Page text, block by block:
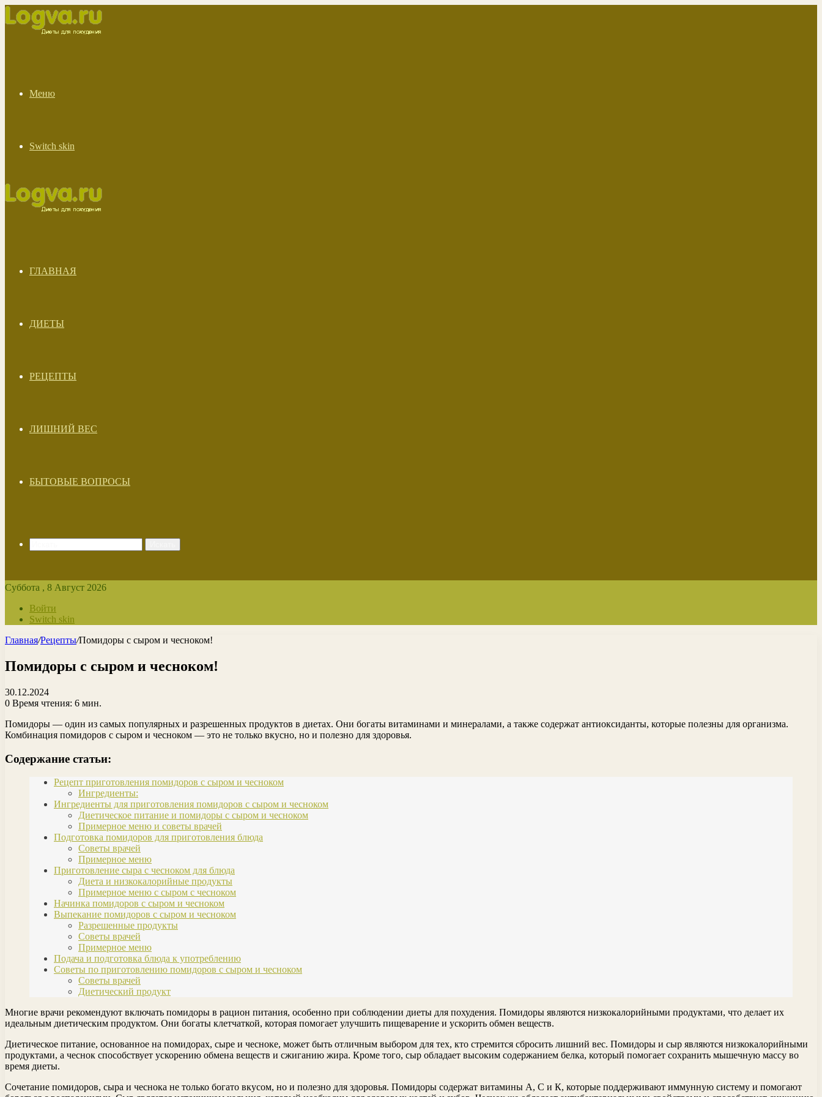
Меню
Switch skin
ГЛАВНАЯ
ДИЕТЫ
РЕЦЕПТЫ
ЛИШНИЙ ВЕС
БЫТОВЫЕ ВОПРОСЫ
Суббота , 8 Август 2026
Войти
Switch skin
Главная/Рецепты/Помидоры с сыром и чесноком!
Помидоры с сыром и чесноком!
30.12.2024
0 Время чтения: 6 мин.
Помидоры — один из самых популярных и разрешенных продуктов в диетах. Они богаты витаминами и минералами, а также содержат антиоксиданты, которые полезны для организма.
Комбинация помидоров с сыром и чесноком — это не только вкусно, но и полезно для здоровья.
Содержание статьи:
Рецепт приготовления помидоров с сыром и чесноком
Ингредиенты:
Ингредиенты для приготовления помидоров с сыром и чесноком
Диетическое питание и помидоры с сыром и чесноком
Примерное меню и советы врачей
Подготовка помидоров для приготовления блюда
Советы врачей
Примерное меню
Приготовление сыра с чесноком для блюда
Диета и низкокалорийные продукты
Примерное меню с сыром с чесноком
Начинка помидоров с сыром и чесноком
Выпекание помидоров с сыром и чесноком
Разрешенные продукты
Советы врачей
Примерное меню
Подача и подготовка блюда к употреблению
Советы по приготовлению помидоров с сыром и чесноком
Советы врачей
Диетический продукт
Многие врачи рекомендуют включать помидоры в рацион питания, особенно при соблюдении диеты для похудения. Помидоры являются низкокалорийными продуктами, что делает их
идеальным диетическим продуктом. Они богаты клетчаткой, которая помогает улучшить пищеварение и ускорить обмен веществ.
Диетическое питание, основанное на помидорах, сыре и чесноке, может быть отличным выбором для тех, кто стремится сбросить лишний вес. Помидоры и сыр являются низкокалорийными
продуктами, а чеснок способствует ускорению обмена веществ и сжиганию жира. Кроме того, сыр обладает высоким содержанием белка, который помогает сохранить мышечную массу во
время диеты.
Сочетание помидоров, сыра и чеснока не только богато вкусом, но и полезно для здоровья. Помидоры содержат витамины А, С и К, которые поддерживают иммунную систему и помогают